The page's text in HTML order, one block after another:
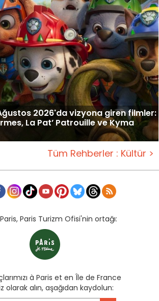
2026'da vizyona giren filmler:
La Pat’ Patrouille ve Kyma
Tüm Rehberler : Kültür >
Paris Turizm Ofisi'nin ortağı:
à Paris et en Île de France
olarak alın, aşağıdan kaydolun: